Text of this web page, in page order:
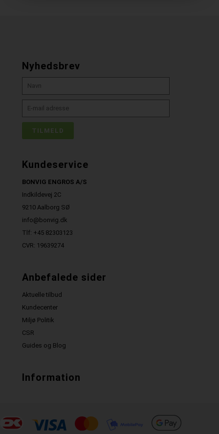
Nyhedsbrev
Kundeservice
BONVIG ENGROS A/S
Indkildevej 2C
9210 Aalborg SØ
info@bonvig.dk
Tlf: +45 82303123
CVR: 19639274
Anbefalede sider
Aktuelle tilbud
Kundecenter
Miljø Politik
CSR
Guides og Blog
Information